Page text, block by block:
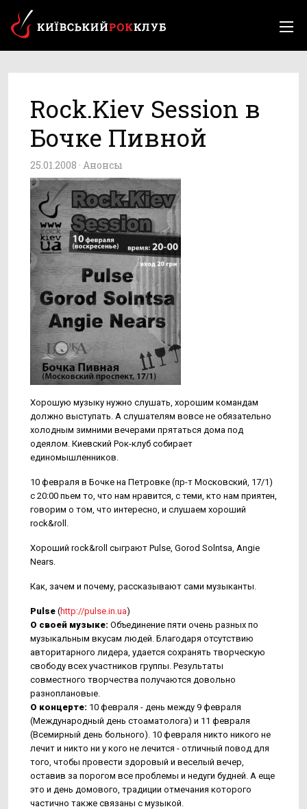
Rock.Kiev Session в
Бочке Пивной
25.01.2008 · Анонсы
Хорошую музыку нужно слушать, хорошим командам
должно выступать. А слушателям вовсе не обязательно
холодным зимними вечерами прятаться дома под
одеялом. Киевский Рок-клуб собирает
единомышленников.
10 февраля в Бочке на Петровке (пр-т Московский, 17/1)
с 20:00 пьем то, что нам нравится, с теми, кто нам приятен,
говорим о том, что интересно, и слушаем хороший
rock&roll.
Хороший rock&roll сыграют Pulse, Gorod Solntsa, Angie
Nears.
Как, зачем и почему, рассказывают сами музыканты.
Pulse (http://pulse.in.ua)
О своей музыке: Объединение пяти очень разных по
музыкальным вкусам людей. Благодаря отсутствию
авторитарного лидера, удается сохранять творческую
свободу всех участников группы. Результаты
совместного творчества получаются довольно
разноплановые.
О концерте: 10 февраля - день между 9 февраля
(Международный день стоаматолога) и 11 февраля
(Всемирный день больного). 10 февраля никто никого не
лечит и никто ни у кого не лечится - отличный повод для
того, чтобы провести здоровый и веселый вечер,
оставив за порогом все проблемы и недуги будней. А еще
это и день домового, традиции отмечания которого
частично также связаны с музыкой.